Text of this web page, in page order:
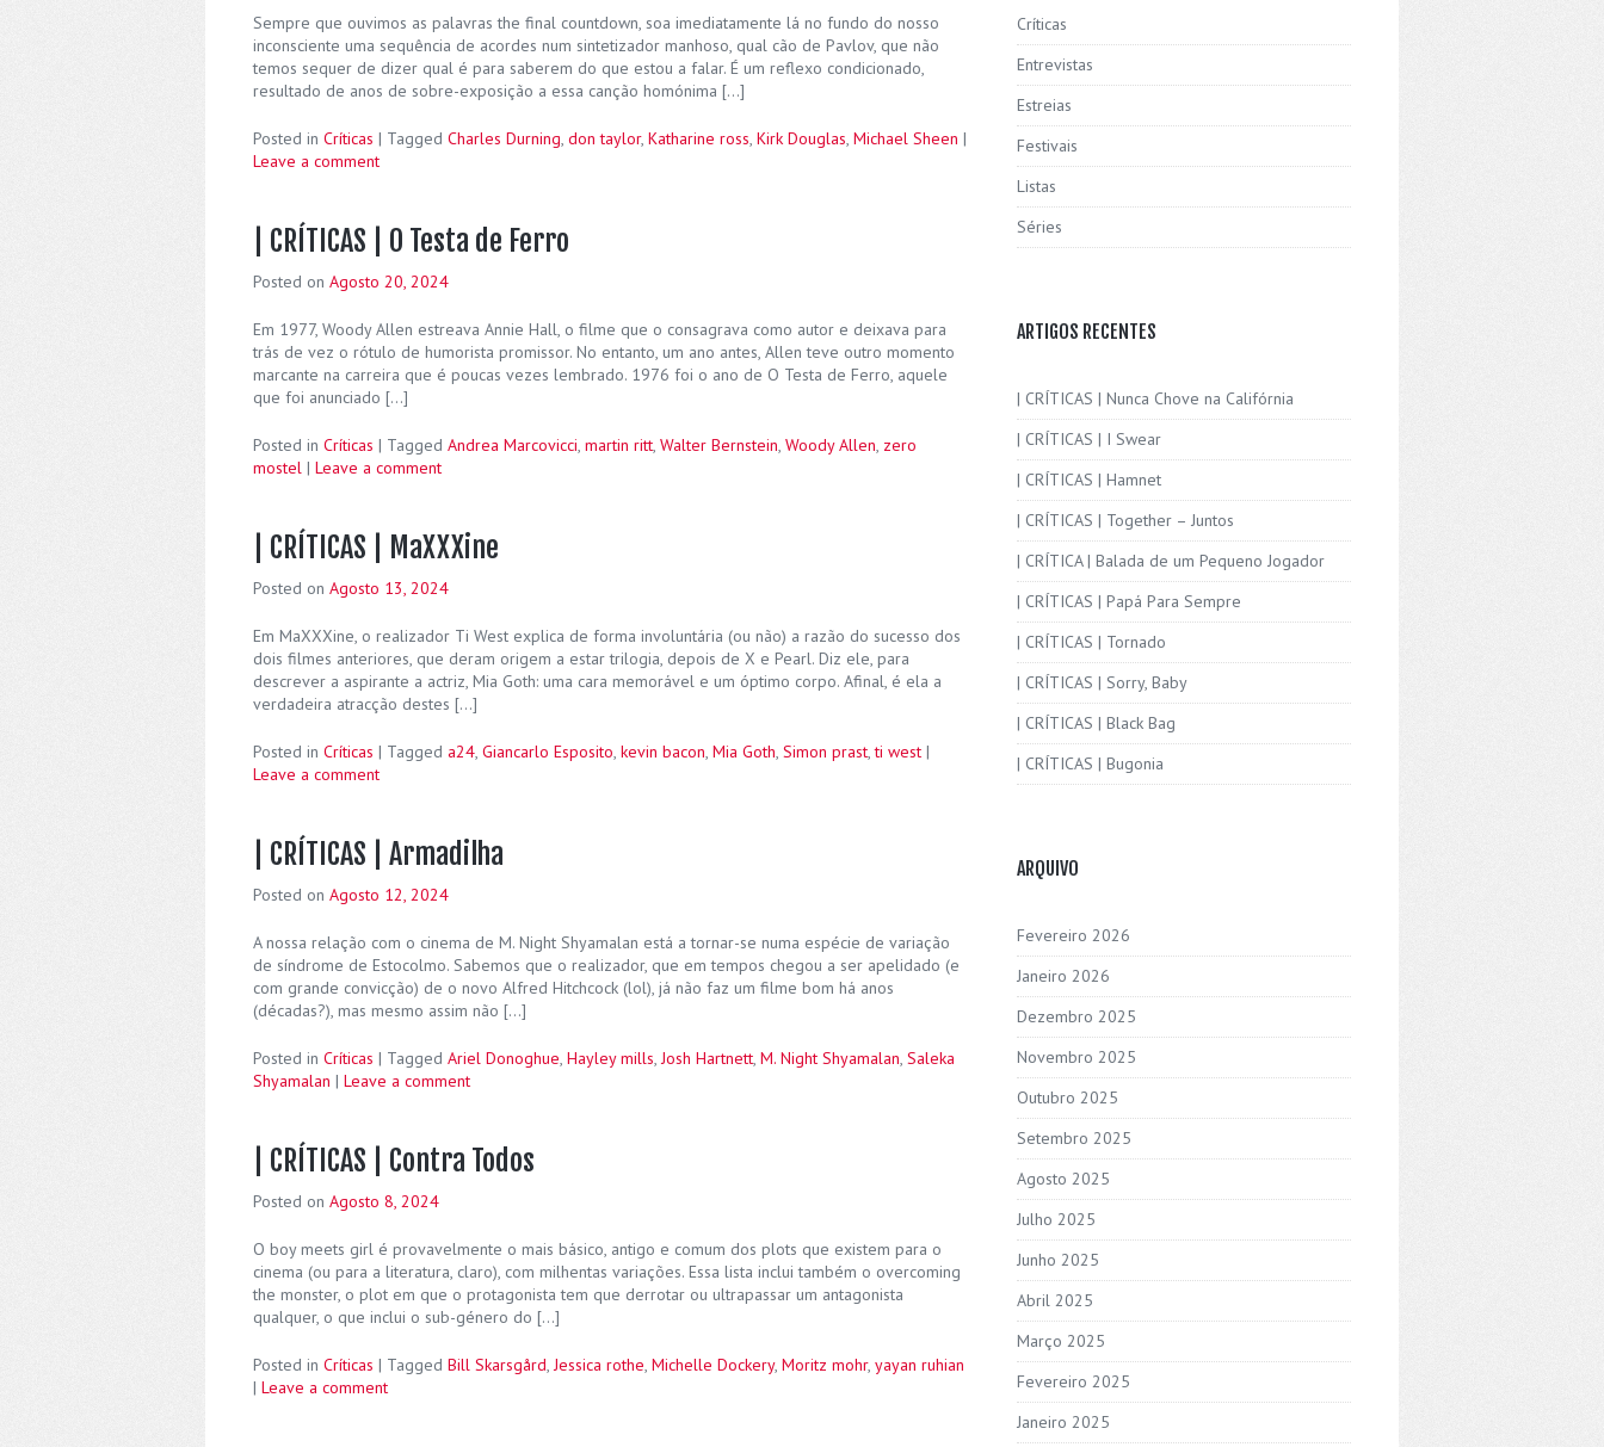
Sempre que ouvimos as palavras the final countdown, soa imediatamente lá no fundo do nosso
inconsciente uma sequência de acordes num sintetizador manhoso, qual cão de Pavlov, que não
temos sequer de dizer qual é para saberem do que estou a falar. É um reflexo condicionado,
resultado de anos de sobre-exposição a essa canção homónima […]
Posted in Críticas | Tagged Charles Durning, don taylor, Katharine ross, Kirk Douglas, Michael Sheen |
Leave a comment
| CRÍTICAS | O Testa de Ferro
Posted on Agosto 20, 2024
Em 1977, Woody Allen estreava Annie Hall, o filme que o consagrava como autor e deixava para
trás de vez o rótulo de humorista promissor. No entanto, um ano antes, Allen teve outro momento
marcante na carreira que é poucas vezes lembrado. 1976 foi o ano de O Testa de Ferro, aquele
que foi anunciado […]
Posted in Críticas | Tagged Andrea Marcovicci, martin ritt, Walter Bernstein, Woody Allen, zero
mostel | Leave a comment
| CRÍTICAS | MaXXXine
Posted on Agosto 13, 2024
Em MaXXXine, o realizador Ti West explica de forma involuntária (ou não) a razão do sucesso dos
dois filmes anteriores, que deram origem a estar trilogia, depois de X e Pearl. Diz ele, para
descrever a aspirante a actriz, Mia Goth: uma cara memorável e um óptimo corpo. Afinal, é ela a
verdadeira atracção destes […]
Posted in Críticas | Tagged a24, Giancarlo Esposito, kevin bacon, Mia Goth, Simon prast,ti west |
Leave a comment
| CRÍTICAS | Armadilha
Posted on Agosto 12, 2024
A nossa relação com o cinema de M. Night Shyamalan está a tornar-se numa espécie de variação
de síndrome de Estocolmo. Sabemos que o realizador, que em tempos chegou a ser apelidado (e
com grande convicção) de o novo Alfred Hitchcock (lol), já não faz um filme bom há anos
(décadas?), mas mesmo assim não […]
Posted in Críticas | Tagged Ariel Donoghue, Hayley mills,Josh Hartnett, M. Night Shyamalan, Saleka
Shyamalan | Leave a comment
| CRÍTICAS | Contra Todos
Posted on Agosto 8, 2024
O boy meets girl é provavelmente o mais básico, antigo e comum dos plots que existem para o
cinema (ou para a literatura, claro), com milhentas variações. Essa lista inclui também o overcoming
the monster, o plot em que o protagonista tem que derrotar ou ultrapassar um antagonista
qualquer, o que inclui o sub-género do […]
Posted in Críticas | Tagged Bill Skarsgård,Jessica rothe, Michelle Dockery, Moritz mohr, yayan ruhian
| Leave a comment
Críticas
Entrevistas
Estreias
Festivais
Listas
Séries
ARTIGOS RECENTES
| CRÍTICAS | Nunca Chove na Califórnia
| CRÍTICAS | I Swear
| CRÍTICAS | Hamnet
| CRÍTICAS | Together – Juntos
| CRÍTICA | Balada de um Pequeno Jogador
| CRÍTICAS | Papá Para Sempre
| CRÍTICAS | Tornado
| CRÍTICAS | Sorry, Baby
| CRÍTICAS | Black Bag
| CRÍTICAS | Bugonia
ARQUIVO
Fevereiro 2026
Janeiro 2026
Dezembro 2025
Novembro 2025
Outubro 2025
Setembro 2025
Agosto 2025
Julho 2025
Junho 2025
Abril 2025
Março 2025
Fevereiro 2025
Janeiro 2025